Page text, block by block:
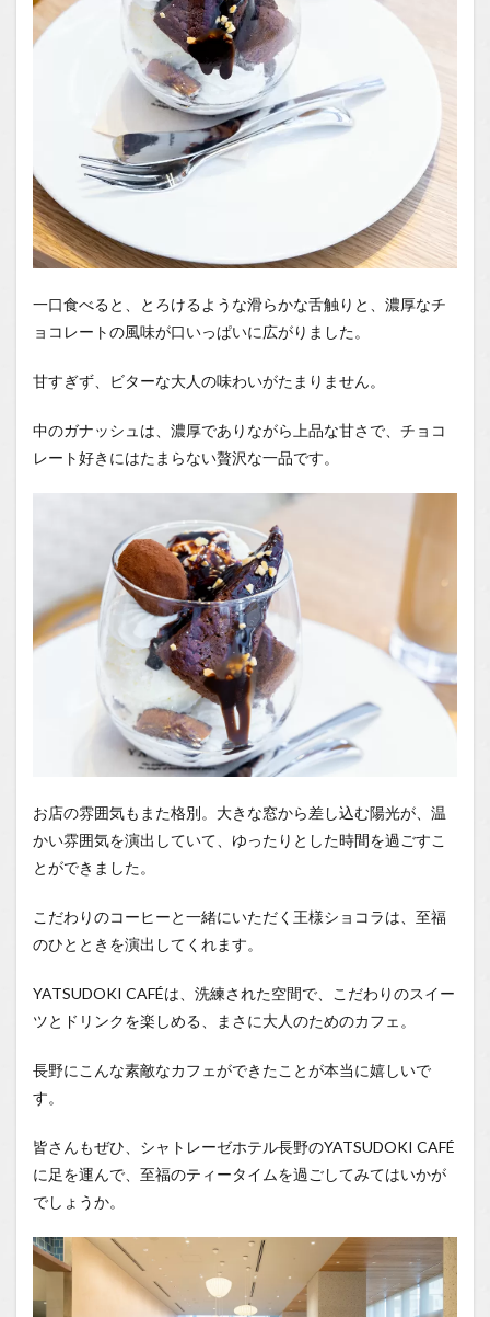
一口食べると、とろけるような滑らかな舌触りと、濃厚なチ
ョコレートの風味が口いっぱいに広がりました。
甘すぎず、ビターな大人の味わいがたまりません。
中のガナッシュは、濃厚でありながら上品な甘さで、チョコ
レート好きにはたまらない贅沢な一品です。
お店の雰囲気もまた格別。大きな窓から差し込む陽光が、温
かい雰囲気を演出していて、ゆったりとした時間を過ごすこ
とができました。
こだわりのコーヒーと一緒にいただく王様ショコラは、至福
のひとときを演出してくれます。
YATSUDOKI CAFÉは、洗練された空間で、こだわりのスイー
ツとドリンクを楽しめる、まさに大人のためのカフェ。
長野にこんな素敵なカフェができたことが本当に嬉しいで
す。
皆さんもぜひ、シャトレーゼホテル長野のYATSUDOKI CAFÉ
に足を運んで、至福のティータイムを過ごしてみてはいかが
でしょうか。